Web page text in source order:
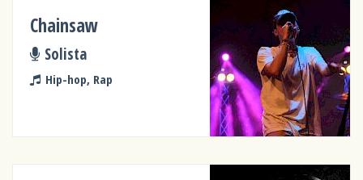
Chainsaw
Solista
Hip-hop, Rap